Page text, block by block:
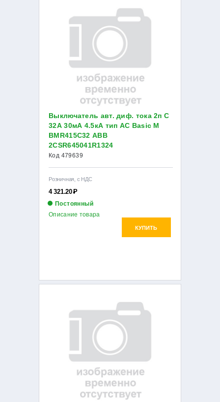
Выключатель авт. диф. тока 2п С
32А 30мА 4.5кА тип AC Basic M
BMR415C32 ABB
2CSR645041R1324
Код 479639
Розничная, с НДС
4 321.20Р
Постоянный
КУПИТЬ
Описание товара